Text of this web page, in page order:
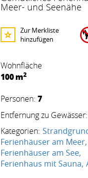
Meer- und Seenähe
Zur Merkliste
hinzufügen
Wohnfläche
100m2
Personen: 7
Entfernung zu Gewässer:
Kategorien:
Ferienhäuser am Meer
Ferienhäuser am See
Ferienhaus mit Sauna